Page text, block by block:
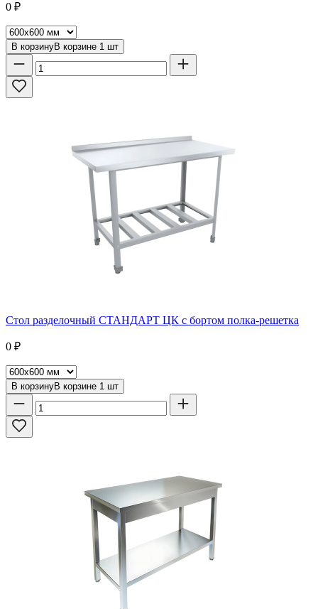
0 ₽
В корзинуВ корзине 1 шт
Стол разделочный СТАНДАРТ ЦК с бортом полка-решетка
0 ₽
В корзинуВ корзине 1 шт